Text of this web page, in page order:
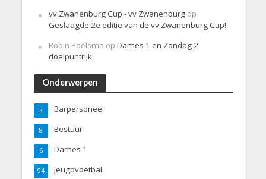
vv Zwanenburg Cup - vv Zwanenburgop
Geslaagde 2e editie van de vv Zwanenburg Cup!
Robin Poelsma op Dames 1 en Zondag 2
doelpuntrijk
Onderwerpen
Barpersoneel
2
Bestuur
8
Dames 1
6
Jeugdvoetbal
94